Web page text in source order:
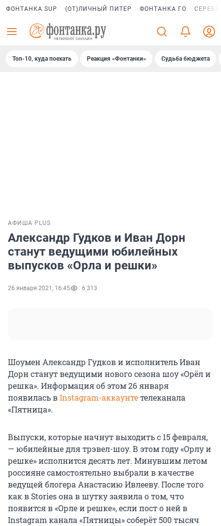
ФОНТАНКА SUP (ОТ)ЛИЧНЫЙ ПИТЕР ФОНТАНКА ГО
Топ-10, куда поехать Реакция «Фонтанки» Судьба бюджета
АФИША PLUS
Александр Гудков и Иван Дорн
станут ведущими юбилейных
выпусков «Орла и решки»
26 января 2021, 16:45 6 313
Шоумен Александр Гудков и исполнитель Иван
Дорн станут ведущими нового сезона шоу «Орёл и
решка». Информация об этом 26 января
появилась вInstagram-аккаунтетелеканала
«Пятница».
Выпуски, которые начнут выходить с 15 февраля,
— юбилейные для трэвел-шоу. В этом году «Орлу и
решке» исполнится десять лет. Минувшим летом
россияне самостоятельно выбрали в качестве
ведущей блогера Анастасию Ивлееву. После того
как в Stories она в шутку заявила о том, что
появится в «Орле и решке», если пост о ней в
Instagram канала «Пятницы» соберёт 500 тысяч